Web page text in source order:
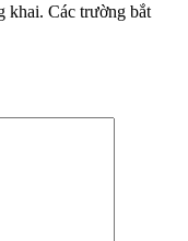
khai. Các trường bắt